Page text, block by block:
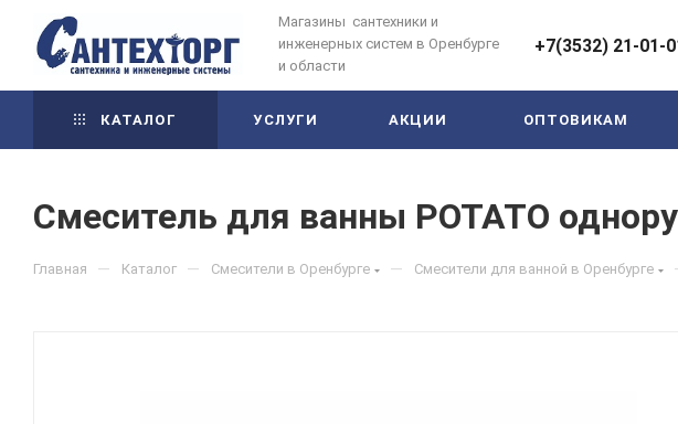
Магазины сантехники и
инженерных систем в Оренбурге
и области
+7(3532) 21-01-
КАТАЛОГ УСЛУГИ АКЦИИ ОПТОВИКАМ
Смеситель для ванны POTATO
Главная — Каталог — Смесители в Оренбурге — Смесители для ванной в Оренбурге